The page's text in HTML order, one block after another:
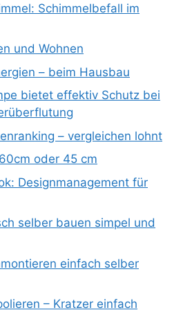
Schimmelbefall im
und Wohnen
– beim Hausbau
bietet effektiv Schutz bei
– vergleichen lohnt
oder 45 cm
Designmanagement für
selber bauen simpel und
einfach selber
– Kratzer einfach